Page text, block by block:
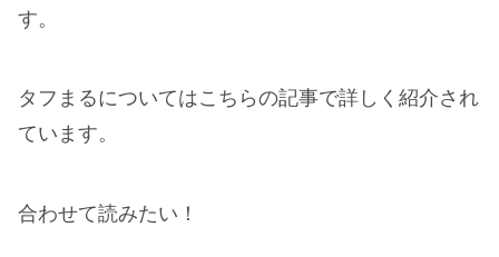
す。
タフまるについてはこちらの記事で詳しく紹介され
ています。
合わせて読みたい！